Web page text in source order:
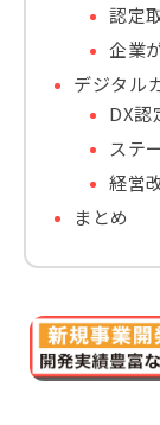
認定
企業
デジタル
DX認
ステ
経営
まとめ